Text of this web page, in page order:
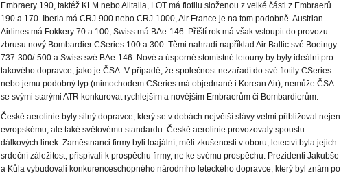
Embraery 190, taktéž KLM nebo Alitalia, LOT má flotilu složenou z velké části z Embraerů
190 a 170. Iberia má CRJ-900 nebo CRJ-1000, Air France je na tom podobně. Austrian
Airlines má Fokkery 70 a 100, Swiss má BAe-146. Příští rok má však vstoupit do provozu
zbrusu nový Bombardier CSeries 100 a 300. Těmi nahradi například Air Baltic své Boeingy
737-300/-500 a Swiss své BAe-146. Nové a úsporné stomístné letouny by byly ideální pro
takového dopravce, jako je ČSA. V případě, že společnost nezařadí do své flotily CSeries
nebo jemu podobný typ (mimochodem CSeries má objednané i Korean Air), nemůže ČSA
se svými starými ATR konkurovat rychlejším a novějším Embraerům či Bombardierům.
České aerolinie byly silný dopravce, který se v dobách největší slávy velmi přibližoval nejen
evropskému, ale také světovému standardu. České aerolinie provozovaly spoustu
dálkových linek. Zaměstnanci firmy byli loajální, měli zkušenosti v oboru, letectví byla jejich
srdeční záležitost, přispívali k prospěchu firmy, ne ke svému prospěchu. Prezidenti Jakubše
a Kůla vybudovali konkurenceschopného národního leteckého dopravce, který byl znám po